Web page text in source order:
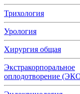
Трихология
Урология
Хирургия общая
Экстракорпоральное
оплодотворение